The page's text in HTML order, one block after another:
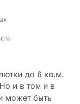
до 6 кв.м.
и в том и в
может быть